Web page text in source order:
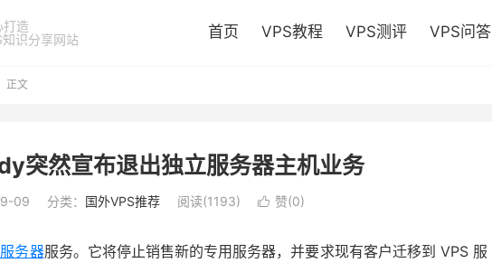
打造
知识分享网站
首页 VPS教程 VPS测评 VPS问答
正文
突然宣布退出独立服务器主机业务
09 分类： 国外VPS推荐 阅读(1193)  赞(0)
务器服务。它将停止销售新的专用服务器，并要求现有客户迁移到 VPS 服